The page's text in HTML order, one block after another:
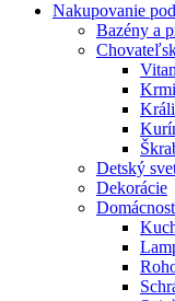
Nakupovanie
Bazény a
Detský
Dekorácie